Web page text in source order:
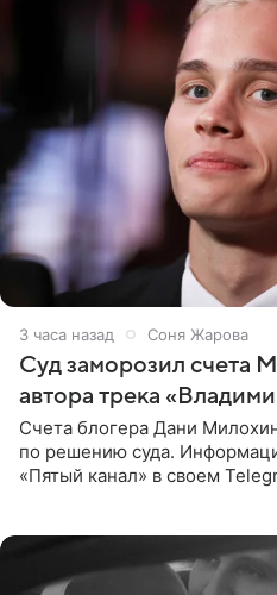
3 часа назад Соня Жарова
Суд заморозил счета
автора трека
Счета блогера Дани
по решению суда.
«Пятый канал» в своем